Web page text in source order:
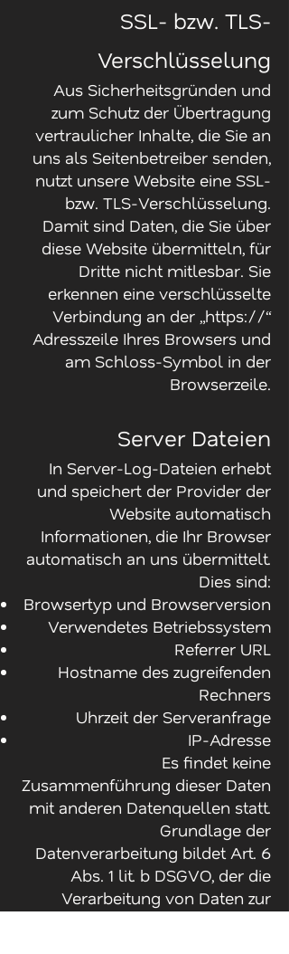
SSL- bzw. TLS-
Verschlüsselung
Aus Sicherheitsgründen und
zum Schutz der Übertragung
vertraulicher Inhalte, die Sie an
uns als Seitenbetreiber senden,
nutzt unsere Website eine SSL-
bzw. TLS-Verschlüsselung.
Damit sind Daten, die Sie über
diese Website übermitteln, für
Dritte nicht mitlesbar. Sie
erkennen eine verschlüsselte
Verbindung an der „https://“
Adresszeile Ihres Browsers und
am Schloss-Symbol in der
Browserzeile.
Server Dateien
In Server-Log-Dateien erhebt
und speichert der Provider der
Website automatisch
Informationen, die Ihr Browser
automatisch an uns übermittelt.
Dies sind:
Browsertyp und Browserversion
Verwendetes Betriebssystem
Referrer URL
Hostname des zugreifenden
Rechners
Uhrzeit der Serveranfrage
IP-Adresse
Es findet keine
Zusammenführung dieser Daten
mit anderen Datenquellen statt.
Grundlage der
Datenverarbeitung bildet Art. 6
Abs. 1 lit. b DSGVO, der die
Verarbeitung von Daten zur